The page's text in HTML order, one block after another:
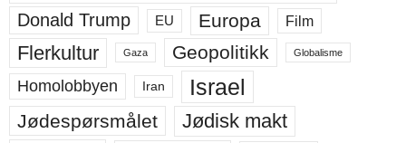
Donald Trump EU Europa Film
Flerkultur Gaza Geopolitikk Globalisme
Homolobbyen Iran Israel
Jødespørsmålet Jødisk makt